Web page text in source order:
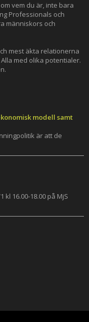
vem du är, inte bara
Professionals och
människors och
mest äkta relationerna
med olika potentialer.
modell samt
är att de
kl 16.00-18.00 på MjS